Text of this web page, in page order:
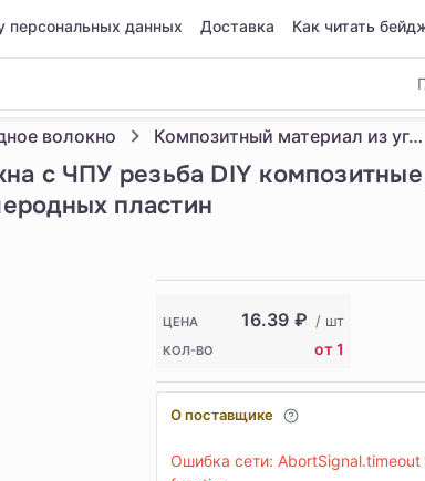
персональных данных Доставка Как читать
волокно Композитный материал из углеродного волокна
с ЧПУ резьба DIY
пластин
ЦЕНА 16.39 ₽ / шт
КОЛ-ВО от 1
О поставщике
Ошибка сети: AbortSignal.timeout